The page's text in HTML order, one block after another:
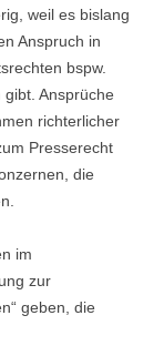
weil es bislang
Anspruch in
bspw.
Ansprüche
richterlicher
Presserecht
die
im
zur
geben, die